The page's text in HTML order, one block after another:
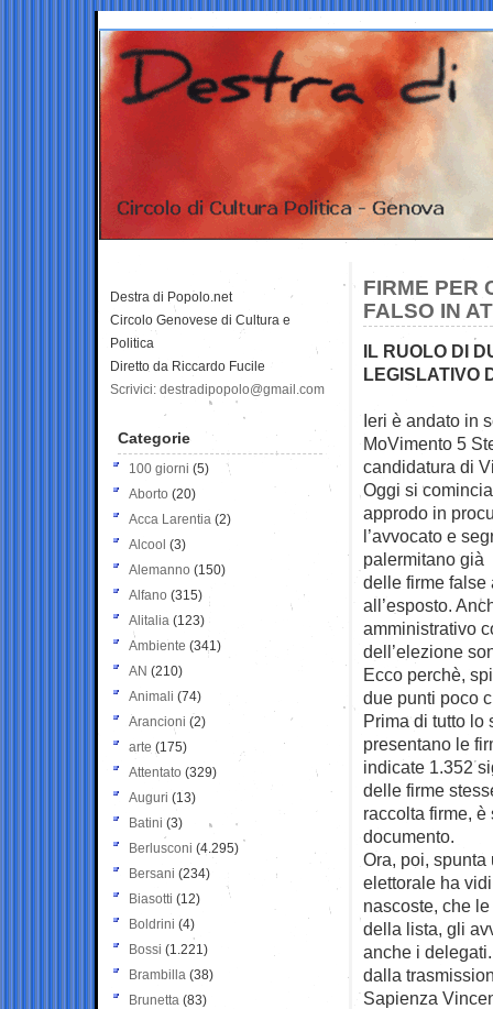
FIRME PER
FALSO IN
IL RUOLO DI
LEGISLATIVO
Ieri è andato in
MoVimento 5
candidatura di
Oggi si
approdo in
l’avvocato e
palermitano
delle firme false
all’esposto.
amministrativo
dell’elezione
Ecco perchè,
due punti poco
Prima di tutto lo
presentano le
indicate 1.352
delle firme
raccolta firme,
documento.
Ora, poi, spunta
elettorale ha
nascoste, che
della lista, gli
anche i
dalla
Sapienza
Destra di Popolo.net
Circolo Genovese di Cultura e
Politica
Diretto da Riccardo Fucile
Scrivici: destradipopolo@gmail.com
Categorie
100 giorni (5)
Aborto (20)
Acca Larentia (2)
Alcool (3)
Alemanno (150)
Alfano (315)
Alitalia (123)
Ambiente (341)
AN (210)
Animali (74)
Arancioni (2)
arte (175)
Attentato (329)
Auguri (13)
Batini (3)
Berlusconi (4.295)
Bersani (234)
Biasotti (12)
Boldrini (4)
Bossi (1.221)
Brambilla (38)
Brunetta (83)